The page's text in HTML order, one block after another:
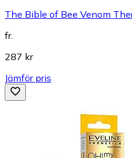
The Bible of Bee Venom
fr.
287 kr
Jämför pris